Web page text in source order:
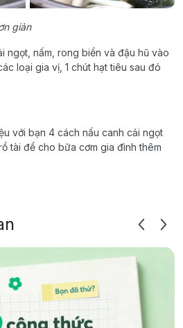
giản
ngọt, nấm, rong biển và đậu hũ vào
loại gia vị, 1 chút hạt tiêu sau đó
với bạn 4 cách nấu canh cải ngọt
tài để cho bữa cơm gia đình thêm